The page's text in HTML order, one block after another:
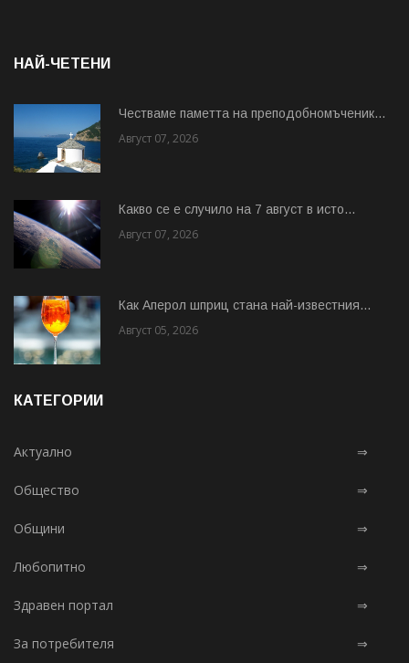
НАЙ-ЧЕТЕНИ
Честваме паметта на преподобномъченик...
Август 07, 2026
Какво се е случило на 7 август в исто...
Август 07, 2026
Как Аперол шприц стана най-известния...
Август 05, 2026
КАТЕГОРИИ
Актуално ⇒
Общество ⇒
Общини ⇒
Любопитно ⇒
Здравен портал ⇒
За потребителя ⇒